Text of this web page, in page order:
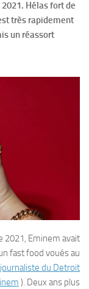
Hélas fort de
très rapidement
un réassort
2021, Eminem avait
fast food voués au
du Detroit
). Deux ans plus